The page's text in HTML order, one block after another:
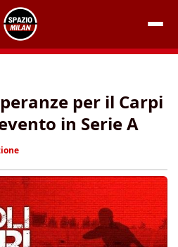
per il Carpi
in Serie A